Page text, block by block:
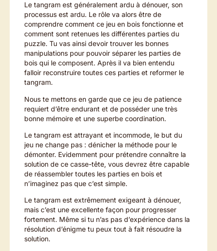
Le tangram est généralement ardu à dénouer, son
processus est ardu. Le rôle va alors être de
comprendre comment ce jeu en bois fonctionne et
comment sont retenues les différentes parties du
puzzle. Tu vas ainsi devoir trouver les bonnes
manipulations pour pouvoir séparer les parties de
bois qui le composent. Après il va bien entendu
falloir reconstruire toutes ces parties et reformer le
tangram.
Nous te mettons en garde que ce jeu de patience
requiert d’être endurant et de posséder une très
bonne mémoire et une superbe coordination.
Le tangram est attrayant et incommode, le but du
jeu ne change pas : dénicher la méthode pour le
démonter. Evidemment pour prétendre connaître la
solution de ce casse-tête, vous devrez être capable
de réassembler toutes les parties en bois et
n’imaginez pas que c’est simple.
Le tangram est extrêmement exigeant à dénouer,
mais c’est une excellente façon pour progresser
fortement. Même si tu n’as pas d’expérience dans la
résolution d’énigme tu peux tout à fait résoudre la
solution.